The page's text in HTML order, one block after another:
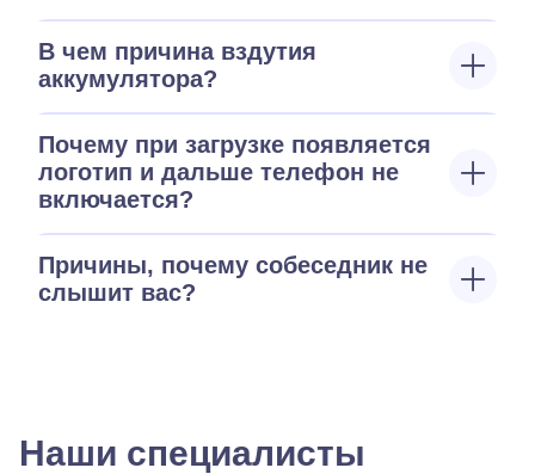
В чем причина вздутия
аккумулятора?
Почему при загрузке появляется
логотип и дальше телефон не
включается?
Причины, почему собеседник не
слышит вас?
Наши специалисты